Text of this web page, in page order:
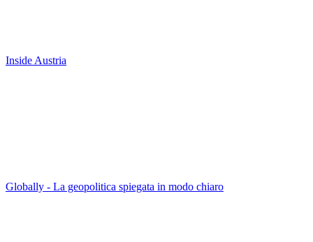
Inside Austria
Globally - La geopolitica spiegata in modo chiaro